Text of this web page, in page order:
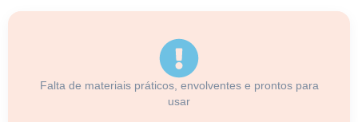
Falta de materiais práticos, envolventes e prontos para
usar